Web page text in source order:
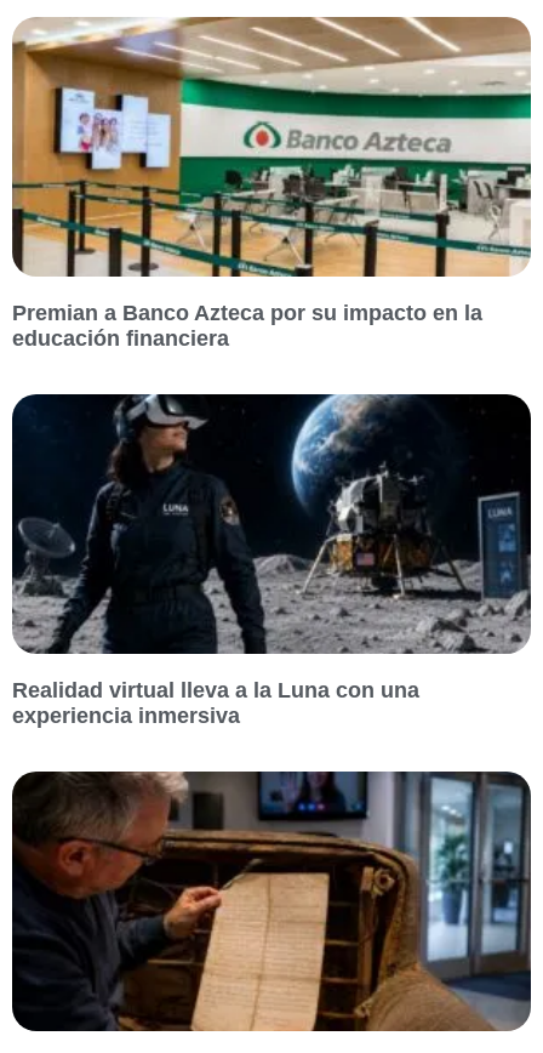
Premian a Banco Azteca por su impacto en la
educación financiera
Realidad virtual lleva a la Luna con una
experiencia inmersiva